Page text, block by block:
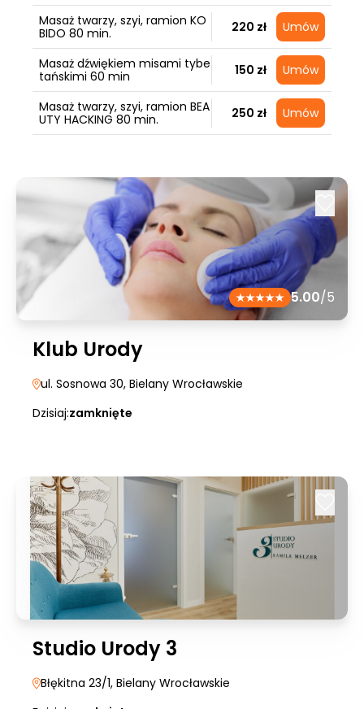
Masaż twarzy, szyi, ramion KO
BIDO 80 min.
220 zł Umów
Masaż dźwiękiem misami tybe
tańskimi 60 min
150 zł Umów
Masaż twarzy, szyi, ramion BEA
UTY HACKING 80 min.
250 zł Umów
5.00/5
Klub Urody
ul. Sosnowa 30, Bielany Wrocławskie
Dzisiaj:zamknięte
Studio Urody 3
Błękitna 23/1, Bielany Wrocławskie